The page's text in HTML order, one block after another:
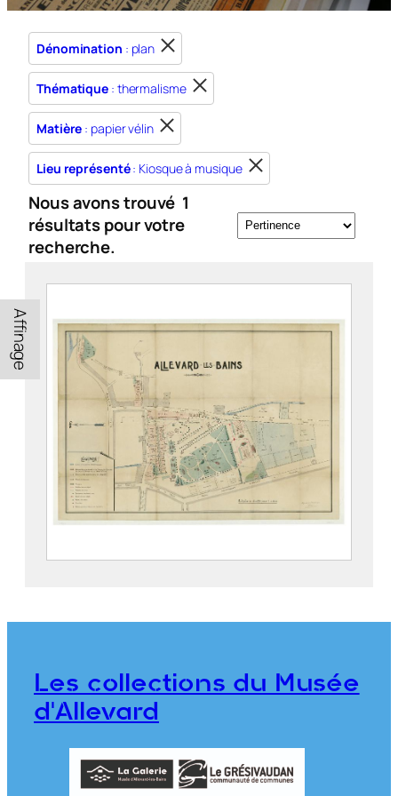
Dénomination : plan
Thématique : thermalisme
Matière : papier vélin
Lieu représenté: Kiosque à musique
Nous avons trouvé 1
résultats pour votre
recherche.
Affinage
Parc thermal d’Allevard
Les collections du Musée
d'Allevard